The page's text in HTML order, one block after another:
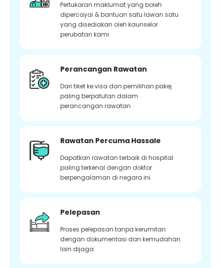
Pertukaran maklumat yang boleh
dipercayai & bantuan satu lawan satu
yang disediakan oleh kaunselor
perubatan kami
Perancangan Rawatan
Dari tiket ke visa dan pemilihan pakej
paling berpatutan dalam
perancangan rawatan
Rawatan Percuma Hassale
Dapatkan rawatan terbaik di hospital
paling terkenal dengan doktor
berpengalaman di negara ini
Pelepasan
Proses pelepasan tanpa kerumitan
dengan dokumentasi dan kemudahan
lain dijaga